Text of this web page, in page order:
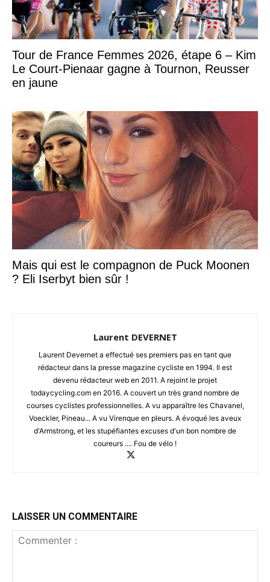
Tour de France Femmes 2026, étape 6 – Kim
Le Court-Pienaar gagne à Tournon, Reusser
en jaune
Mais qui est le compagnon de Puck Moonen
? Eli Iserbyt bien sûr !
Laurent DEVERNET
Laurent Devernet a effectué ses premiers pas en tant que
rédacteur dans la presse magazine cycliste en 1994. Il est
devenu rédacteur web en 2011. A rejoint le projet
todaycycling.com en 2016. A couvert un très grand nombre de
courses cyclistes professionnelles. A vu apparaître les Chavanel,
Voeckler, Pineau... A vu Virenque en pleurs. A évoqué les aveux
d'Armstrong, et les stupéfiantes excuses d'un bon nombre de
coureurs .... Fou de vélo !
LAISSER UN COMMENTAIRE